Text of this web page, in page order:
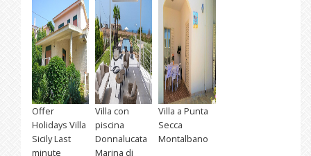
Offer
Holidays Villa
Sicily Last
minute
Villa con
piscina
Donnalucata
Marina di
Villa a Punta
Secca
Montalbano